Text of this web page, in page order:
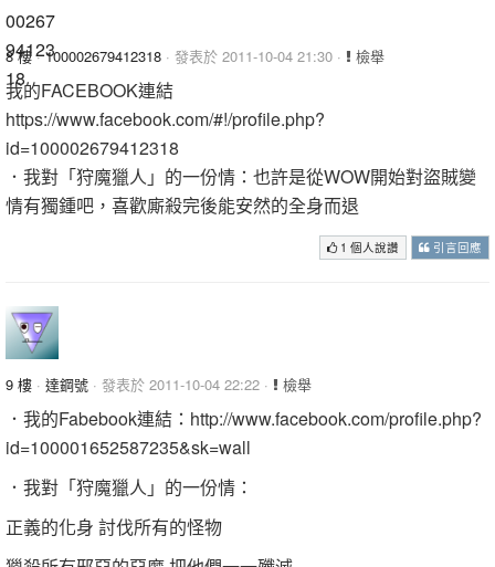
8 樓·100002679412318 · 發表於 2011-10-04 21:30 · 檢舉
我的FACEBOOK連結
https://www.facebook.com/#!/profile.php?
id=100002679412318
．我對「狩魔獵人」的一份情：也許是從WOW開始對盜賊變
情有獨鍾吧，喜歡廝殺完後能安然的全身而退
1 個人說讚 引言回應
9 樓 · 達鋼號 · 發表於 2011-10-04 22:22 · 檢舉
．我的Fabebook連結：http://www.facebook.com/profile.php?
id=100001652587235&sk=wall
．我對「狩魔獵人」的一份情：
正義的化身 討伐所有的怪物